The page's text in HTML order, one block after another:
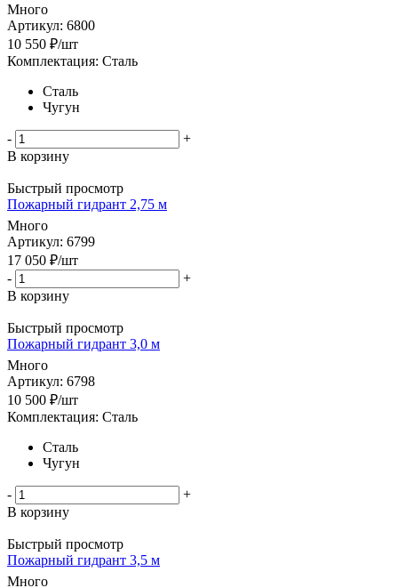
Много
Артикул: 6800
10 550 ₽/шт
Комплектация: Сталь
Сталь
Чугун
-
+
В корзину
Быстрый просмотр
Пожарный гидрант 2,75 м
Много
Артикул: 6799
17 050 ₽/шт
-
+
В корзину
Быстрый просмотр
Пожарный гидрант 3,0 м
Много
Артикул: 6798
10 500 ₽/шт
Комплектация: Сталь
Сталь
Чугун
-
+
В корзину
Быстрый просмотр
Пожарный гидрант 3,5 м
Много